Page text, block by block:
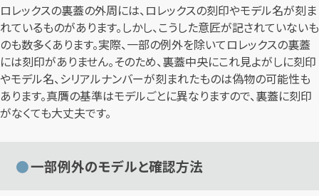
ロレックスの裏蓋の外周には、ロレックスの刻印やモデル名が刻ま
れているものがあります。しかし、こうした意匠が記されていないも
のも数多くあります。実際、一部の例外を除いてロレックスの裏蓋
には刻印がありません。そのため、裏蓋中央にこれ見よがしに刻印
やモデル名、シリアルナンバーが刻まれたものは偽物の可能性も
あります。真贋の基準はモデルごとに異なりますので、裏蓋に刻印
がなくても大丈夫です。
一部例外のモデルと確認方法